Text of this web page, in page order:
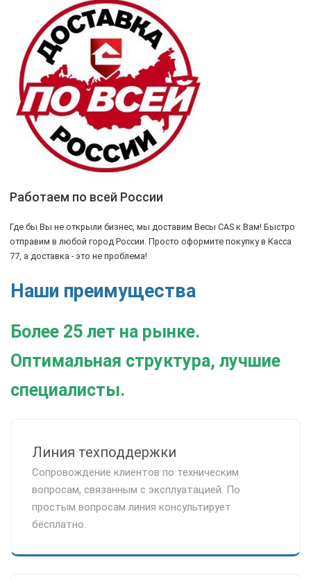
Работаем по всей России
Где бы Вы не открыли бизнес, мы доставим Весы CAS к Вам! Быстро
отправим в любой город России. Просто оформите покупку в Касса
77, а доставка - это не проблема!
Наши преимущества
Более 25 лет на рынке.
Оптимальная структура, лучшие
специалисты.
Линия техподдержки
Сопровождение клиентов по техническим
вопросам, связанным с эксплуатацией. По
простым вопросам линия консультирует
бесплатно.